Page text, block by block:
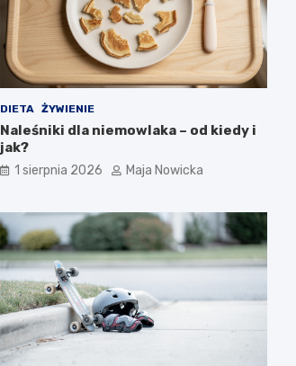
DIETA ŻYWIENIE
Naleśniki dla niemowlaka – od kiedy i
jak?
1 sierpnia 2026 Maja Nowicka